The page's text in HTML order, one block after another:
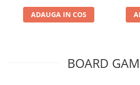
Final FantasyADAUGA IN COS
BOARD